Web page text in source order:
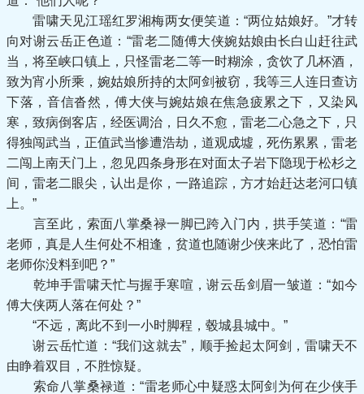
雷啸天见江瑶红罗湘梅两女便笑道：“两位姑娘好。”才转
向对谢云岳正色道：“雷老二随傅大侠婉姑娘由长白山赶往武
当，将至峡口镇上，只怪雷老二等一时糊涂，贪饮了几杯酒，
致为宵小所乘，婉姑娘所持的太阿剑被窃，我等三人连日查访
下落，音信沓然，傅大侠与婉姑娘在焦急疲累之下，又染风
寒，致病倒客店，经医调治，日久不愈，雷老二心急之下，只
得独闯武当，正值武当惨遭浩劫，道观成墟，死伤累累，雷老
二闯上南天门上，忽见四条身形在对面太子岩下隐现于松杉之
间，雷老二眼尖，认出是你，一路追踪，方才始赶达老河口镇
上。”
言至此，索面八掌桑禄一脚已跨入门内，拱手笑道：“雷
老师，真是人生何处不相逢，贫道也随谢少侠来此了，恐怕雷
老师你没料到吧？”
乾坤手雷啸天忙与握手寒喧，谢云岳剑眉一皱道：“如今
傅大侠两人落在何处？”
“不远，离此不到一小时脚程，毂城县城中。”
谢云岳忙道：“我们这就去”，顺手捡起太阿剑，雷啸天不
由睁着双目，不胜惊疑。
索命八掌桑禄道：“雷老师心中疑惑太阿剑为何在少侠手